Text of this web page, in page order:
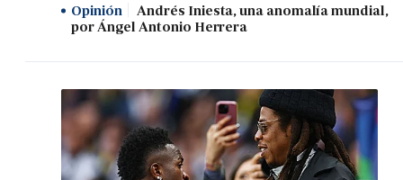
Opinión
Andrés Iniesta, una anomalía mundial,
por Ángel Antonio Herrera